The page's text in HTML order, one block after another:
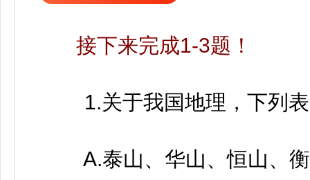
接下来完成1-3题！
1.关于我国地理，下列表
A.泰山、华山、恒山、衡